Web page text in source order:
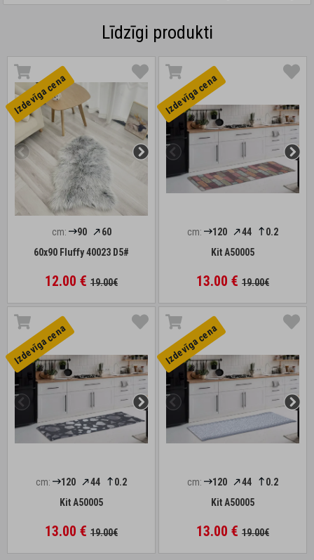
Līdzīgi produkti
Izdevīga cena
cm: 90
60
60x90 Fluffy 40023 D5#
12.00 € 19.00€
Izdevīga cena
cm: 120 44
0.2
Kit A50005
13.00 € 19.00€
Izdevīga cena
cm: 120 44
0.2
Kit A50005
13.00 € 19.00€
Izdevīga cena
cm: 120 44
0.2
Kit A50005
13.00 € 19.00€